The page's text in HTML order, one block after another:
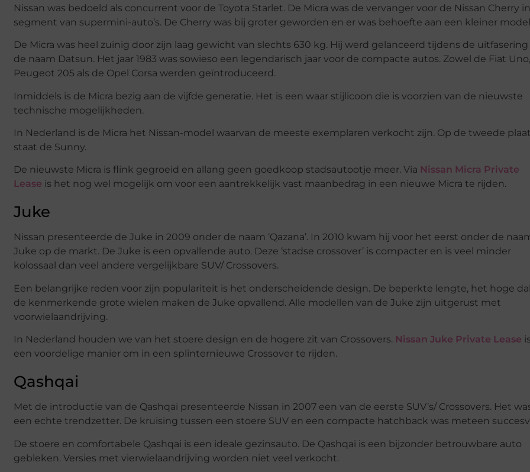
Nissan was bedoeld als concurrent voor de Toyota Starlet. De Micra was de vervanger voor de Nissan Cherry
segment van supermini-auto’s. De Cherry was bij groter geworden en er was behoefte aan een kleiner
De Micra was heel zuinig door zijn laag gewicht van slechts 630 kg. Hij werd gelanceerd tijdens de uitfasering
de naam Datsun. Het jaar 1983 was sowieso een legendarisch jaar voor de compacte autos. Zowel de Fiat Uno,
Peugeot 205 als de Opel Corsa werden geïntroduceerd.
Inmiddels is de Micra bezig aan de vijfde generatie. Het is een waar stijlicoon die is voorzien van de nieuwste
technische mogelijkheden.
In Nederland is de Micra het Nissan-model waarvan de meeste exemplaren verkocht zijn. Op de tweede
staat de Sunny.
De nieuwste Micra is flink gegroeid en allang geen goedkoop stadsautootje meer. Via Nissan Micra Private
Lease is het nog wel mogelijk om voor een aantrekkelijk vast maanbedrag in een nieuwe Micra te rijden.
Juke
Nissan presenteerde de Juke in 2009 onder de naam ‘Qazana’. In 2010 kwam hij voor het eerst onder de
Juke op de markt. De Juke is een opvallende auto. Deze ‘stadse crossover’ is compacter en is veel minder
kolossaal dan veel andere vergelijkbare SUV/ Crossovers.
Een belangrijke reden voor zijn populariteit is het onderscheidende design. De beperkte lengte, het hoge
de kenmerkende grote wielen maken de Juke opvallend. Alle modellen van de Juke zijn uitgerust met
voorwielaandrijving.
In Nederland houden we van het stoere design en de hogere zit van Crossovers. Nissan Juke Private Lease is
een voordelige manier om in een splinternieuwe Crossover te rijden.
Qashqai
Met de introductie van de Qashqai presenteerde Nissan in 2007 een van de eerste SUV’s/ Crossovers. Het
een echte trendzetter. De kruising tussen een stoere SUV en een compacte hatchback was meteen
De stoere en comfortabele Qashqai is een ideale gezinsauto. De Qashqai is een bijzonder betrouwbare auto
gebleken. Versies met vierwielaandrijving worden niet veel verkocht.